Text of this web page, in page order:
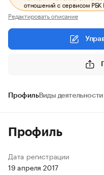
отношений с сервисом РБК
Редактировать описание
ПрофильВиды деятельности
Профиль
Дата регистрации
19 апреля 2017